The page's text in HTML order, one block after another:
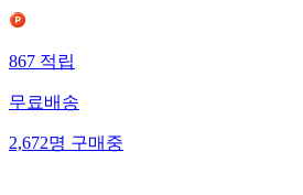
867 적립
무료배송
2,672명 구매중